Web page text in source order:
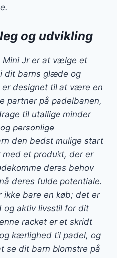
og udvikling
Jr er at vælge et
dit barns glæde og
er designet til at være en
partner på padelbanen,
til utallige minder
personlige
den bedst mulige start
et produkt, der er
deres behov
deres fulde potentiale.
ikke bare en køb; det er
og aktiv livsstil for dit
racket er et skridt
kærlighed til padel, og
se dit barn blomstre på